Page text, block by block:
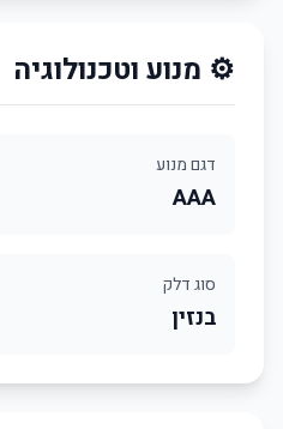
⚙️ מנוע וטכנולוגיה
דגם מנוע
AAA
סוג דלק
בנזין